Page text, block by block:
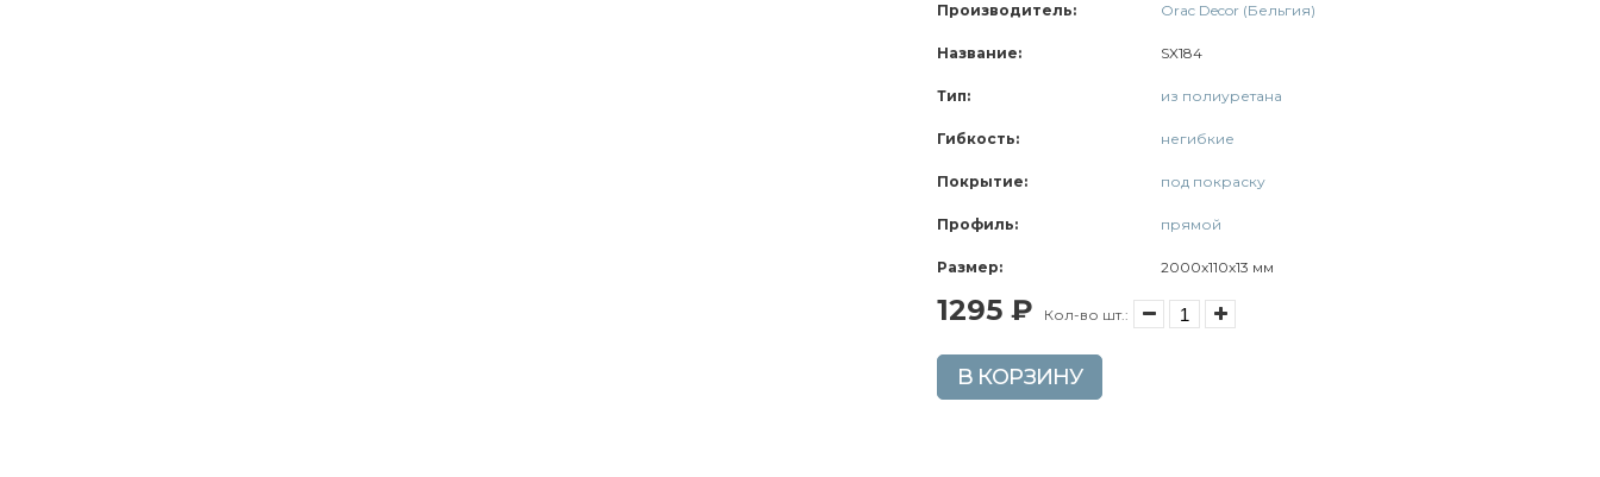
Производитель:
Название:
Тип:
Гибкость:
Покрытие:
Профиль:
Размер:
Orac Decor (Бельгия)
SX184
из полиуретана
негибкие
под покраску
прямой
2000x110x13 мм
1295 ₽ Кол-во шт.:
В КОРЗИНУ